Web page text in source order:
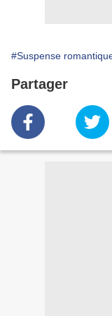
#Suspense
Partager